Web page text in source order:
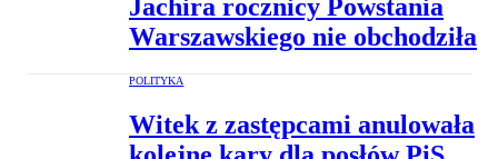
Jachira rocznicy Powstania
Warszawskiego nie obchodziła
POLITYKA
Witek z zastępcami anulowała